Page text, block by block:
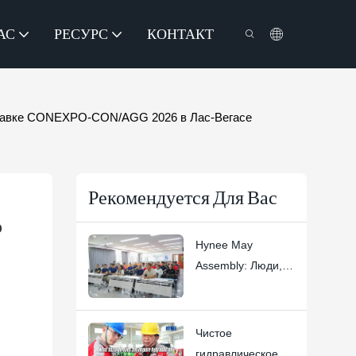
РЕСУРС КОНТАКТ
CONEXPO-CON/AGG 2026 в Лас-Вегасе
Рекомендуется Для Вас
Hynee May
Assembly: Люди,
создании
Чистое
гидравлическое